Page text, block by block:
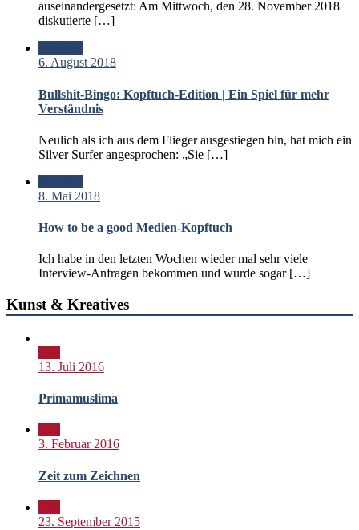
auseinandergesetzt: Am Mittwoch, den 28. November 2018
diskutierte […]
6. August 2018
Bullshit-Bingo: Kopftuch-Edition | Ein Spiel für mehr
Verständnis
Neulich als ich aus dem Flieger ausgestiegen bin, hat mich ein
Silver Surfer angesprochen: „Sie […]
8. Mai 2018
How to be a good Medien-Kopftuch
Ich habe in den letzten Wochen wieder mal sehr viele
Interview-Anfragen bekommen und wurde sogar […]
Kunst & Kreatives
13. Juli 2016
Primamuslima
3. Februar 2016
Zeit zum Zeichnen
23. September 2015